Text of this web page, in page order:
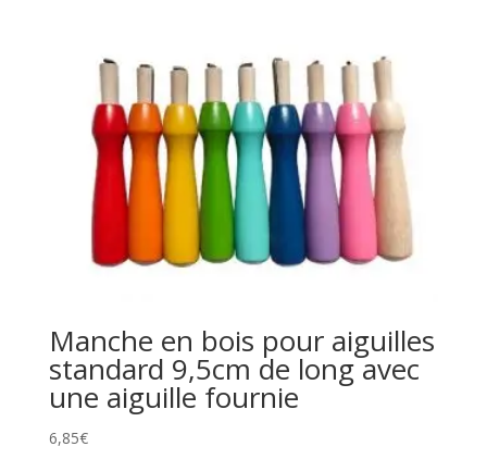
Manche en bois pour aiguilles
standard 9,5cm de long avec
une aiguille fournie
6,85€